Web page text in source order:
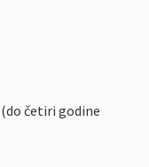
četiri godine